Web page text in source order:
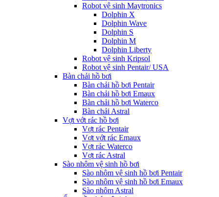
Robot vệ sinh Maytronics
Dolphin X
Dolphin Wave
Dolphin S
Dolphin M
Dolphin Liberty
Robot vệ sinh Kripsol
Robot vệ sinh Pentair/ USA
Bàn chải hồ bơi
Bàn chải hồ bơi Pentair
Bàn chải hồ bơi Emaux
Bàn chải hồ bơi Waterco
Bàn chải Astral
Vợt vớt rác hồ bơi
Vợt rác Pentair
Vợt vớt rác Emaux
Vợt rác Waterco
Vợt rác Astral
Sào nhôm vệ sinh hồ bơi
Sào nhôm vệ sinh hồ bơi Pentair
Sào nhôm vệ sinh hồ bơi Emaux
Sào nhôm Astral